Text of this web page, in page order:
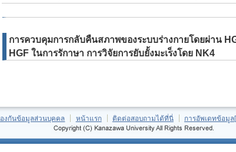
การควบคุมการกลับคืนสภาพของระบบร่างกายโดยผ่าน
HGF ในการรักาษา การวิจัยการยับยั้งมะเร็งโดย NK4
งกันข้อมูลส่วนบุคคล หน้าแรก ติดต่อสอบถามได้ที่นี่ การอัพเดทข้อมูล